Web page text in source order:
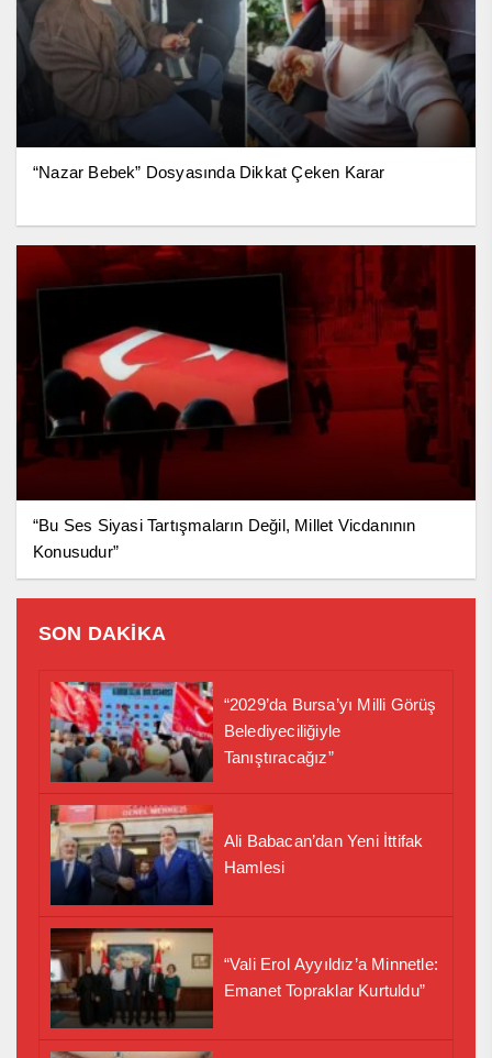
“Nazar Bebek” Dosyasında Dikkat Çeken Karar
“Bu Ses Siyasi Tartışmaların Değil, Millet Vicdanının
Konusudur”
SON DAKİKA
“2029’da Bursa’yı Milli Görüş
Belediyeciliğiyle
Tanıştıracağız”
Ali Babacan’dan Yeni İttifak
Hamlesi
“Vali Erol Ayyıldız’a Minnetle:
Emanet Topraklar Kurtuldu”